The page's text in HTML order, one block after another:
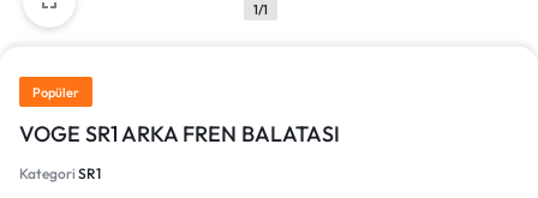
1/1
Popüler
VOGE SR1 ARKA FREN BALATASI
Kategori SR1